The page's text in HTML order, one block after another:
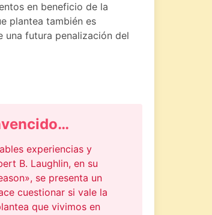
en beneficio de la
plantea también es
una futura penalización del
experiencias y
B. Laughlin, en su
se presenta un
cuestionar si vale la
que vivimos en